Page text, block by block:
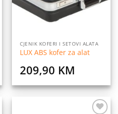
CJENIK KOFERI I SETOVI ALATA
LUX ABS kofer za alat
209,90 KM